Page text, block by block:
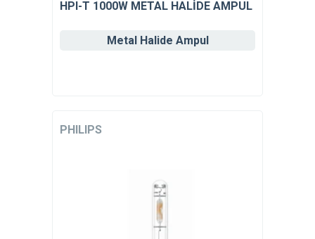
HPI-T 1000W METAL HALİDE AMPUL
Metal Halide Ampul
PHILIPS